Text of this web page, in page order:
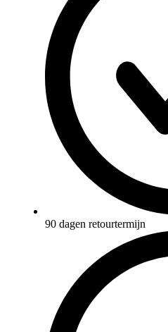
90 dagen retourtermijn